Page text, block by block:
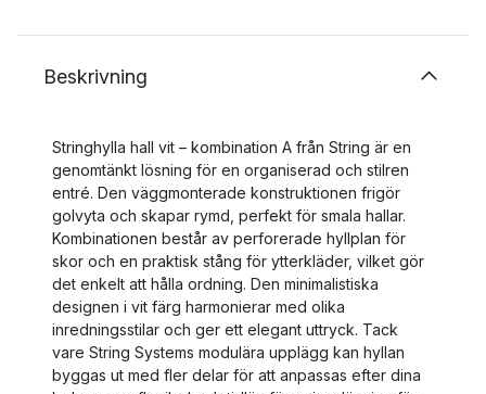
Beskrivning
Stringhylla hall vit – kombination A från String är en
genomtänkt lösning för en organiserad och stilren
entré. Den väggmonterade konstruktionen frigör
golvyta och skapar rymd, perfekt för smala hallar.
Kombinationen består av perforerade hyllplan för
skor och en praktisk stång för ytterkläder, vilket gör
det enkelt att hålla ordning. Den minimalistiska
designen i vit färg harmonierar med olika
inredningsstilar och ger ett elegant uttryck. Tack
vare String Systems modulära upplägg kan hyllan
byggas ut med fler delar för att anpassas efter dina